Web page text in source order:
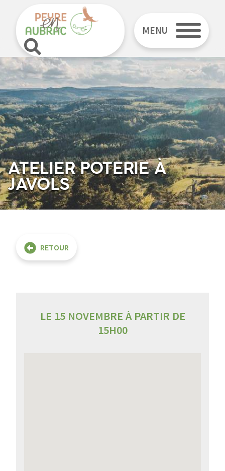
MENU
ATELIER POTERIE À
JAVOLS
RETOUR
LE 15 NOVEMBRE À PARTIR DE
15H00